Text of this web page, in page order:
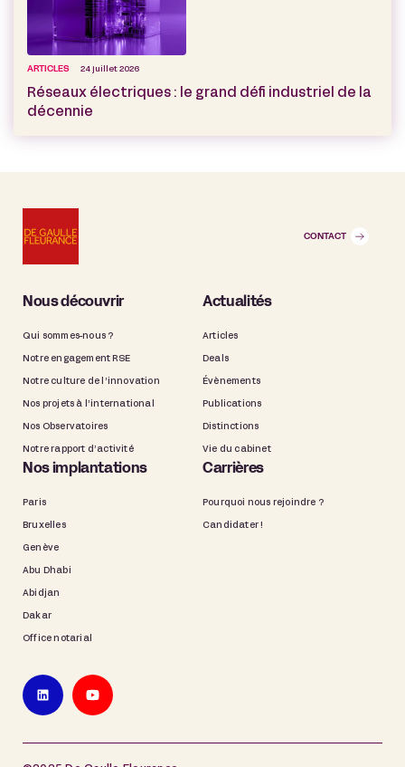
ARTICLES 24 juillet 2026
Réseaux électriques : le grand défi industriel de la
décennie
CONTACT
Nous découvrir
Qui sommes-nous ?
Notre engagement RSE
Notre culture de l’innovation
Nos projets à l’international
Nos Observatoires
Notre rapport d’activité
Actualités
Articles
Deals
Évènements
Publications
Distinctions
Vie du cabinet
Nos implantations
Paris
Bruxelles
Genève
Abu Dhabi
Abidjan
Dakar
Office notarial
Carrières
Pourquoi nous rejoindre ?
Candidater !